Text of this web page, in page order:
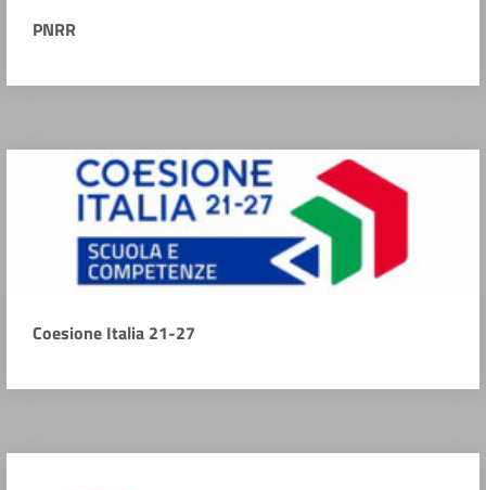
PNRR
Coesione Italia 21-27